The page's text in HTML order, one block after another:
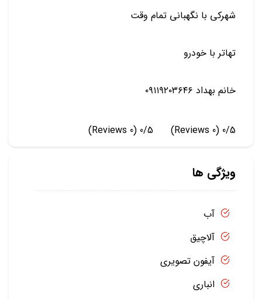
شهرکی‌ با نگهبانی تمام وقت
تهاتر با خودرو
خانم بهداد ۰۹۱۱۹۲۰۳۶۴۶
0/5
(0 Reviews)
0/5
(0 Reviews)
ویژگی ها
آب
آلاچیق
آیفون تصویری
انباری